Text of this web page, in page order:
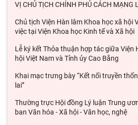
VỊ CHỦ TỊCH CHÍNH PHỦ CÁCH MẠNG
Chủ tịch Viện Hàn lâm Khoa học xã hội
việc tại Viện Khoa học Kinh tế và Xã hội
Lễ ký kết Thỏa thuận hợp tác giữa Viện
hội Việt Nam và Tỉnh ủy Cao Bằng
Khai mạc trưng bày “Kết nối truyền
lai”
Thường trực Hội đồng Lý luận Trung
ban Văn hóa - Xã hội - Văn học, nghệ